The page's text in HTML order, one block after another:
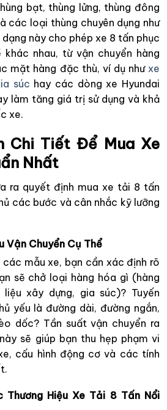
bạt, thùng lửng, thùng đông
các loại thùng chuyên dụng như
này cho phép xe 8 tấn phục
khác nhau, từ vận chuyển hàng
mặt hàng đặc thù, ví dụ như xe
súc hay các dòng xe Hyundai
làm tăng giá trị sử dụng và khả
xe.
Chi Tiết Để Mua Xe
Nhất
ra quyết định mua xe tải 8 tấn
các bước và cân nhắc kỹ lưỡng
Vận Chuyển Cụ Thể
mẫu xe, bạn cần xác định rõ
sẽ chở loại hàng hóa gì (hàng
xây dựng, gia súc)? Tuyến
yếu là đường dài, đường ngắn,
dốc? Tần suất vận chuyển ra
sẽ giúp bạn thu hẹp phạm vi
cấu hình động cơ và các tính
Thương Hiệu Xe Tải 8 Tấn Nổi